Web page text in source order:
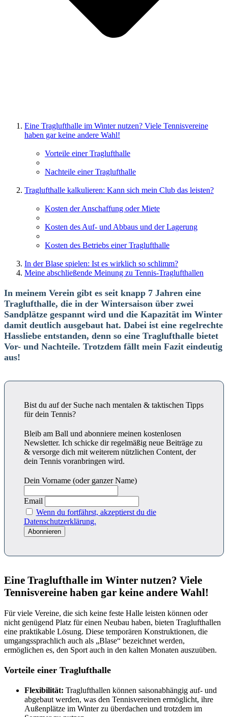
Eine Traglufthalle im Winter nutzen? Viele Tennisvereine
haben gar keine andere Wahl!
Vorteile einer Traglufthalle
Nachteile einer Traglufthalle
Traglufthalle kalkulieren: Kann sich mein Club das leisten?
Kosten der Anschaffung oder Miete
Kosten des Auf- und Abbaus und der Lagerung
Kosten des Betriebs einer Traglufthalle
In der Blase spielen: Ist es wirklich so schlimm?
Meine abschließende Meinung zu Tennis-Traglufthallen
In meinem Verein gibt es seit knapp 7 Jahren eine
Traglufthalle, die in der Wintersaison über zwei
Sandplätze gespannt wird und die Kapazität im Winter
damit deutlich ausgebaut hat. Dabei ist eine regelrechte
Hassliebe entstanden, denn so eine Traglufthalle bietet
Vor- und Nachteile. Trotzdem fällt mein Fazit eindeutig
aus!
Bist du auf der Suche nach mentalen & taktischen Tipps
für dein Tennis?
Bleib am Ball und abonniere meinen kostenlosen
Newsletter. Ich schicke dir regelmäßig neue Beiträge zu
& versorge dich mit weiterem nützlichen Content, der
dein Tennis voranbringen wird.
Dein Vorname (oder ganzer Name)
Email
Wenn du fortfährst, akzeptierst du die
Datenschutzerklärung.
Eine Traglufthalle im Winter nutzen? Viele
Tennisvereine haben gar keine andere Wahl!
Für viele Vereine, die sich keine feste Halle leisten können oder
nicht genügend Platz für einen Neubau haben, bieten Traglufthallen
eine praktikable Lösung. Diese temporären Konstruktionen, die
umgangssprachlich auch als „Blase“ bezeichnet werden,
ermöglichen es, den Sport auch in den kalten Monaten auszuüben.
Vorteile einer Traglufthalle
Flexibilität: Traglufthallen können saisonabhängig auf- und
abgebaut werden, was den Tennisvereinen ermöglicht, ihre
Außenplätze im Winter zu überdachen und trotzdem im